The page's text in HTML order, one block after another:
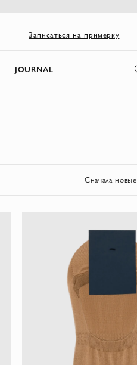
Записаться на примерку
JOURNAL
Сначала новые